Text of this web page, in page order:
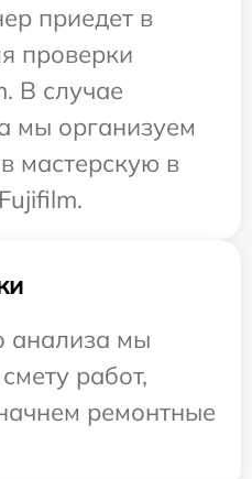
приедет в
проверки
В случае
мы организуем
мастерскую в
анализа мы
работ,
ремонтные